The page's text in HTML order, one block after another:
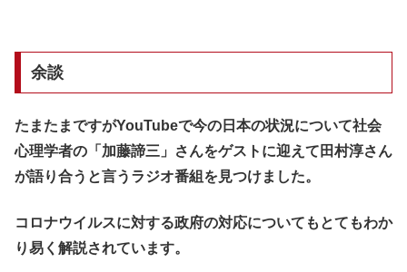
余談
たまたまですがYouTubeで今の日本の状況について社会
心理学者の「加藤諦三」さんをゲストに迎えて田村淳さん
が語り合うと言うラジオ番組を見つけました。
コロナウイルスに対する政府の対応についてもとてもわか
り易く解説されています。